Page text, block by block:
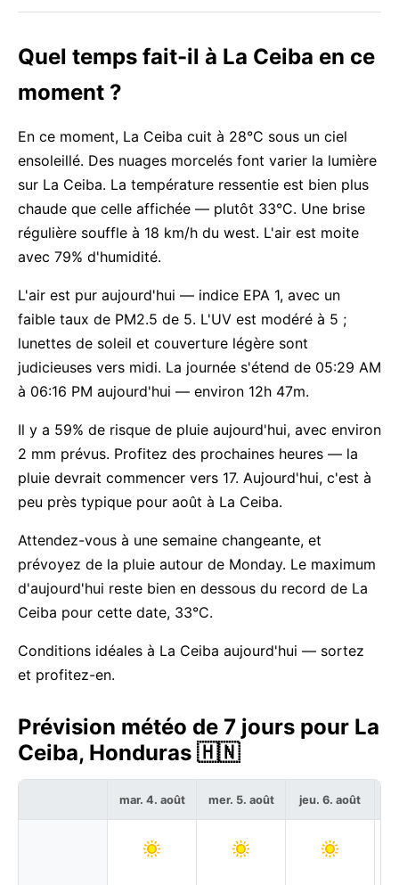
Quel temps fait-il à La Ceiba en ce
moment ?
En ce moment, La Ceiba cuit à 28°C sous un ciel
ensoleillé. Des nuages morcelés font varier la lumière
sur La Ceiba. La température ressentie est bien plus
chaude que celle affichée — plutôt 33°C. Une brise
régulière souffle à 18 km/h du west. L'air est moite
avec 79% d'humidité.
L'air est pur aujourd'hui — indice EPA 1, avec un
faible taux de PM2.5 de 5. L'UV est modéré à 5 ;
lunettes de soleil et couverture légère sont
judicieuses vers midi. La journée s'étend de 05:29 AM
à 06:16 PM aujourd'hui — environ 12h 47m.
Il y a 59% de risque de pluie aujourd'hui, avec environ
2 mm prévus. Profitez des prochaines heures — la
pluie devrait commencer vers 17. Aujourd'hui, c'est à
peu près typique pour août à La Ceiba.
Attendez-vous à une semaine changeante, et
prévoyez de la pluie autour de Monday. Le maximum
d'aujourd'hui reste bien en dessous du record de La
Ceiba pour cette date, 33°C.
Conditions idéales à La Ceiba aujourd'hui — sortez
et profitez-en.
Prévision météo de 7 jours pour La
Ceiba, Honduras 🇭🇳
mar. 4. août mer. 5. août jeu. 6. août